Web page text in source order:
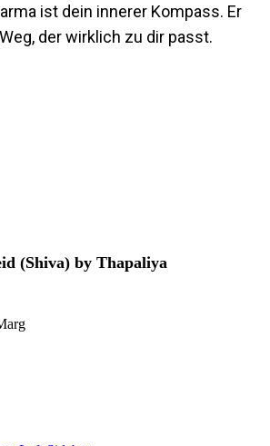
ist dein innerer Kompass. Er
der wirklich zu dir passt.
(Shiva) by Thapaliya